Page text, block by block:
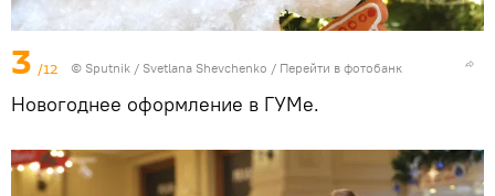
3 /12 © Sputnik / Svetlana Shevchenko / Перейти в фотобанк
Новогоднее оформление в ГУМе.